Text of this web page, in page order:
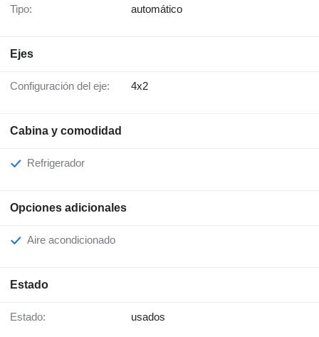
Tipo: automático
Ejes
Configuración del eje: 4x2
Cabina y comodidad
Refrigerador
Opciones adicionales
Aire acondicionado
Estado
Estado: usados